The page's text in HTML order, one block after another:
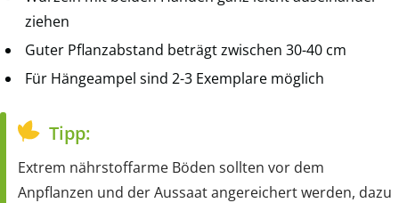
ziehen
Guter Pflanzabstand beträgt zwischen 30-40 cm
Für Hängeampel sind 2-3 Exemplare möglich
Tipp:
Extrem nährstoffarme Böden sollten vor dem
Anpflanzen und der Aussaat angereichert werden, dazu